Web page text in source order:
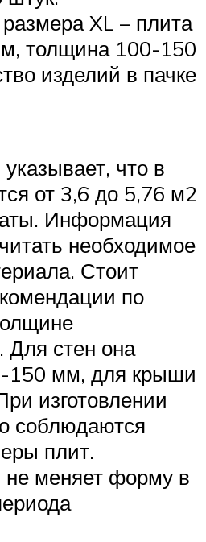
XL – плита
толщина 100-150
изделий в пачке
что в
от 3,6 до 5,76 м2
Информация
необходимое
Стоит
по
Для стен она
150 мм, для крыши
изготовлении
соблюдаются
плит.
не меняет форму в